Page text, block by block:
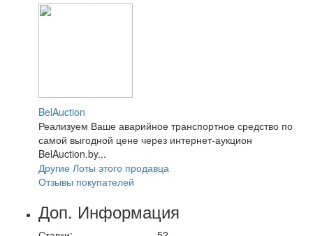
BelAuction
Реализуем Ваше аварийное транспортное средство по
самой выгодной цене через интернет-аукцион
BelAuction.by...
Другие Лоты этого продавца
Отзывы покупателей
Доп. Информация